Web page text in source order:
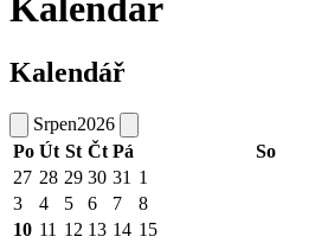
Kalendář
Kalendář
Srpen2026
Po Út St Čt Pá So
27 28 29 30 31 1
3
4 5 6 7 8
10 11 12 13 14 15